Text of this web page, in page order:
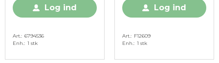
Log ind
Art. 6794536
Enh. 1 stk
Log ind
Art.
F12609
Enh. 1 stk